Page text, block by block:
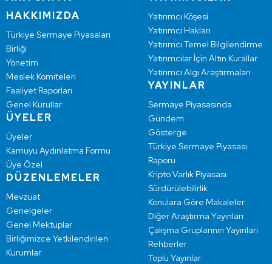
HAKKIMIZDA
Türkiye Sermaye Piyasaları
Birliği
Yönetim
Meslek Komiteleri
Faaliyet Raporları
Genel Kurullar
ÜYELER
Üyeler
Kamuyu Aydınlatma Formu
Üye Özel
DÜZENLEMELER
Mevzuat
Genelgeler
Genel Mektuplar
Birliğimizce Yetkilendirilen
Kurumlar
Yatırımcı Köşesi
Yatırımcı Hakları
Yatırımcı Temel Bilgilendirme
Yatırımcılar İçin Altın Kurallar
Yatırımcı Algı Araştırmaları
YAYINLAR
Sermaye Piyasasında
Gündem
Gösterge
Türkiye Sermaye Piyasası
Raporu
Kripto Varlık Piyasası
Sürdürülebilirlik
Konulara Göre Makaleler
Diğer Araştırma Yayınları
Çalışma Gruplarının Yayınları
Rehberler
Toplu Yayınlar